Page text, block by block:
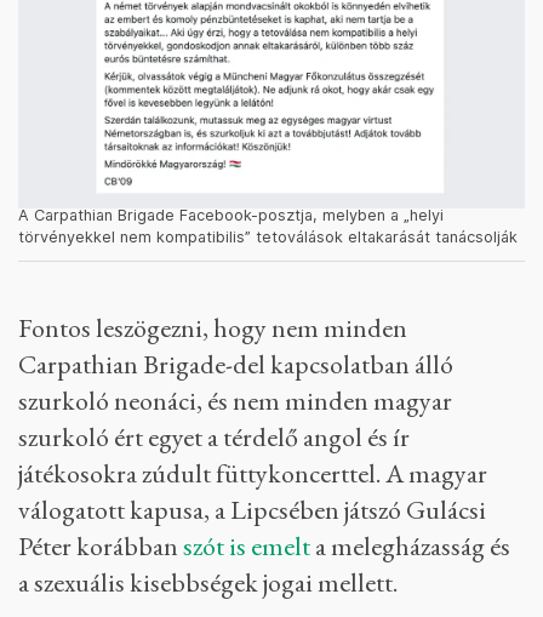
A Carpathian Brigade Facebook-posztja, melyben a „helyi
törvényekkel nem kompatibilis” tetoválások eltakarását tanácsolják
Fontos leszögezni, hogy nem minden
Carpathian Brigade-del kapcsolatban álló
szurkoló neonáci, és nem minden magyar
szurkoló ért egyet a térdelő angol és ír
játékosokra zúdult füttykoncerttel. A magyar
válogatott kapusa, a Lipcsében játszó Gulácsi
Péter korábbanszót is emelta melegházasság és
a szexuális kisebbségek jogai mellett.